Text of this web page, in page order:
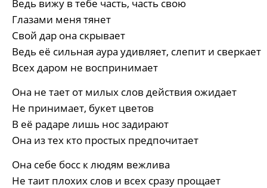
Ведь вижу в тебе часть, часть свою
Глазами меня тянет
Свой дар она скрывает
Ведь её сильная аура удивляет, слепит и сверкает
Всех даром не воспринимает
Она не тает от милых слов действия ожидает
Не принимает, букет цветов
В её радаре лишь нос задирают
Она из тех кто простых предпочитает
Она себе босс к людям вежлива
Не таит плохих слов и всех сразу прощает